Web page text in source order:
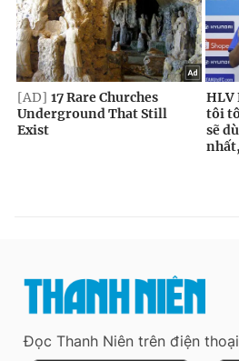
Đọc Thanh Niên trên điện thoại